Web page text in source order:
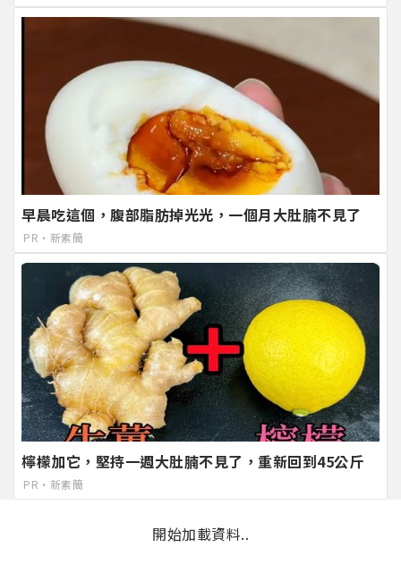
早晨吃這個，腹部脂肪掉光光，一個月大肚腩不見了
PR・新素簡
檸檬加它，堅持一週大肚腩不見了，重新回到45公斤
PR・新素簡
開始加載資料..